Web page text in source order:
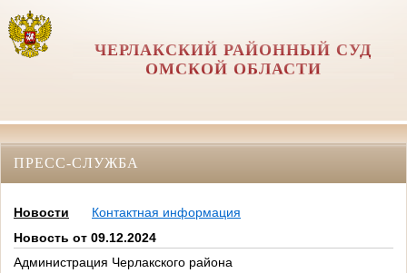
ЧЕРЛАКСКИЙ РАЙОННЫЙ СУД
ОМСКОЙ ОБЛАСТИ
ПРЕСС-СЛУЖБА
Новости
Контактная информация
Новость от 09.12.2024
Администрация Черлакского района